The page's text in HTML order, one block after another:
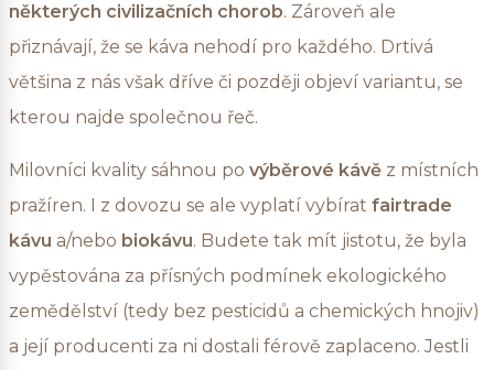
některých civilizačních chorob. Zároveň ale
přiznávají, že se káva nehodí pro každého. Drtivá
většina z nás však dříve či později objeví variantu, se
kterou najde společnou řeč.
Milovníci kvality sáhnou po výběrové kávě z místních
pražíren. I z dovozu se ale vyplatí vybírat fairtrade
kávu a/nebo biokávu. Budete tak mít jistotu, že byla
vypěstována za přísných podmínek ekologického
zemědělství (tedy bez pesticidů a chemických hnojiv)
a její producenti za ni dostali férově zaplaceno. Jestli